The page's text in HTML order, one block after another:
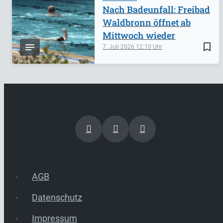
bookmark_border
7. Juli 2026 12:10
Nach Badeunfall: Freibad
Waldbronn öffnet ab
Mittwoch wieder
AGB
Datenschutz
Impressum